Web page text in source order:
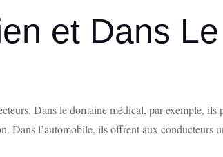
et Dans
Dans le domaine médical, par exemple,
Dans l’automobile, ils offrent aux conducteurs